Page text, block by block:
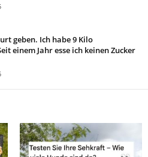
geben. Ich habe 9 Kilo
einem Jahr esse ich keinen Zucker